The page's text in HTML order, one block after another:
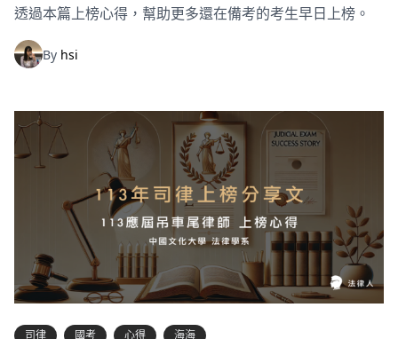
透過本篇上榜心得，幫助更多還在備考的考生早日上榜。
By hsi
司律 國考 心得 海海